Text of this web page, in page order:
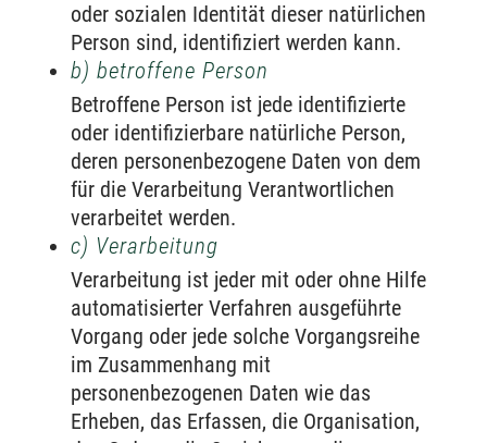
oder sozialen Identität dieser natürlichen
Person sind, identifiziert werden kann.
b) betroffene Person
Betroffene Person ist jede identifizierte
oder identifizierbare natürliche Person,
deren personenbezogene Daten von dem
für die Verarbeitung Verantwortlichen
verarbeitet werden.
c) Verarbeitung
Verarbeitung ist jeder mit oder ohne Hilfe
automatisierter Verfahren ausgeführte
Vorgang oder jede solche Vorgangsreihe
im Zusammenhang mit
personenbezogenen Daten wie das
Erheben, das Erfassen, die Organisation,